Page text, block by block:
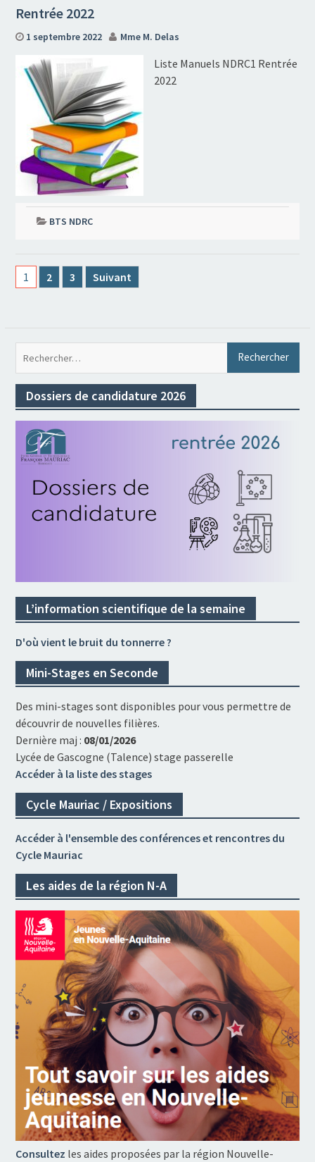
Rentrée 2022
1 septembre 2022 Mme M. Delas
Liste Manuels NDRC1 Rentrée
2022
BTS NDRC
Pagination
des
1 2 3 Suivant
Dossiers de candidature 2026
L’information scientifique de la semaine
D'où vient le bruit du tonnerre ?
Mini-Stages en Seconde
Des mini-stages sont disponibles pour vous permettre de
découvrir de nouvelles filières.
Dernière maj : 08/01/2026
Lycée de Gascogne (Talence) stage passerelle
Accéder à la liste des stages
Cycle Mauriac / Expositions
Accéder à l'ensemble des conférences et rencontres du
Cycle Mauriac
Les aides de la région N-A
Consultez les aides proposées par la région Nouvelle-